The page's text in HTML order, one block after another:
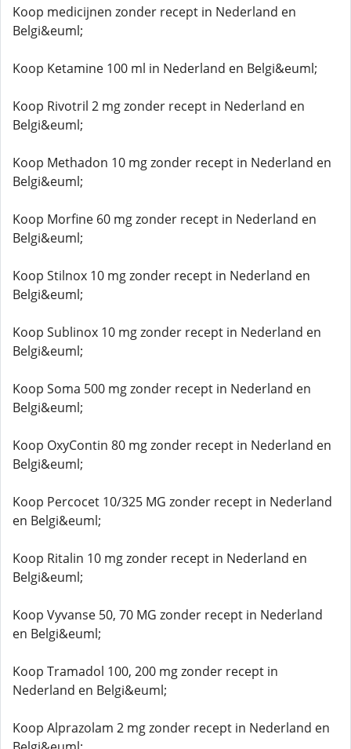
Koop medicijnen zonder recept in Nederland en
Belgi&euml;
Koop Ketamine 100 ml in Nederland en Belgi&euml;
Koop Rivotril 2 mg zonder recept in Nederland en
Belgi&euml;
Koop Methadon 10 mg zonder recept in Nederland en
Belgi&euml;
Koop Morfine 60 mg zonder recept in Nederland en
Belgi&euml;
Koop Stilnox 10 mg zonder recept in Nederland en
Belgi&euml;
Koop Sublinox 10 mg zonder recept in Nederland en
Belgi&euml;
Koop Soma 500 mg zonder recept in Nederland en
Belgi&euml;
Koop OxyContin 80 mg zonder recept in Nederland en
Belgi&euml;
Koop Percocet 10/325 MG zonder recept in Nederland
en Belgi&euml;
Koop Ritalin 10 mg zonder recept in Nederland en
Belgi&euml;
Koop Vyvanse 50, 70 MG zonder recept in Nederland
en Belgi&euml;
Koop Tramadol 100, 200 mg zonder recept in
Nederland en Belgi&euml;
Koop Alprazolam 2 mg zonder recept in Nederland en